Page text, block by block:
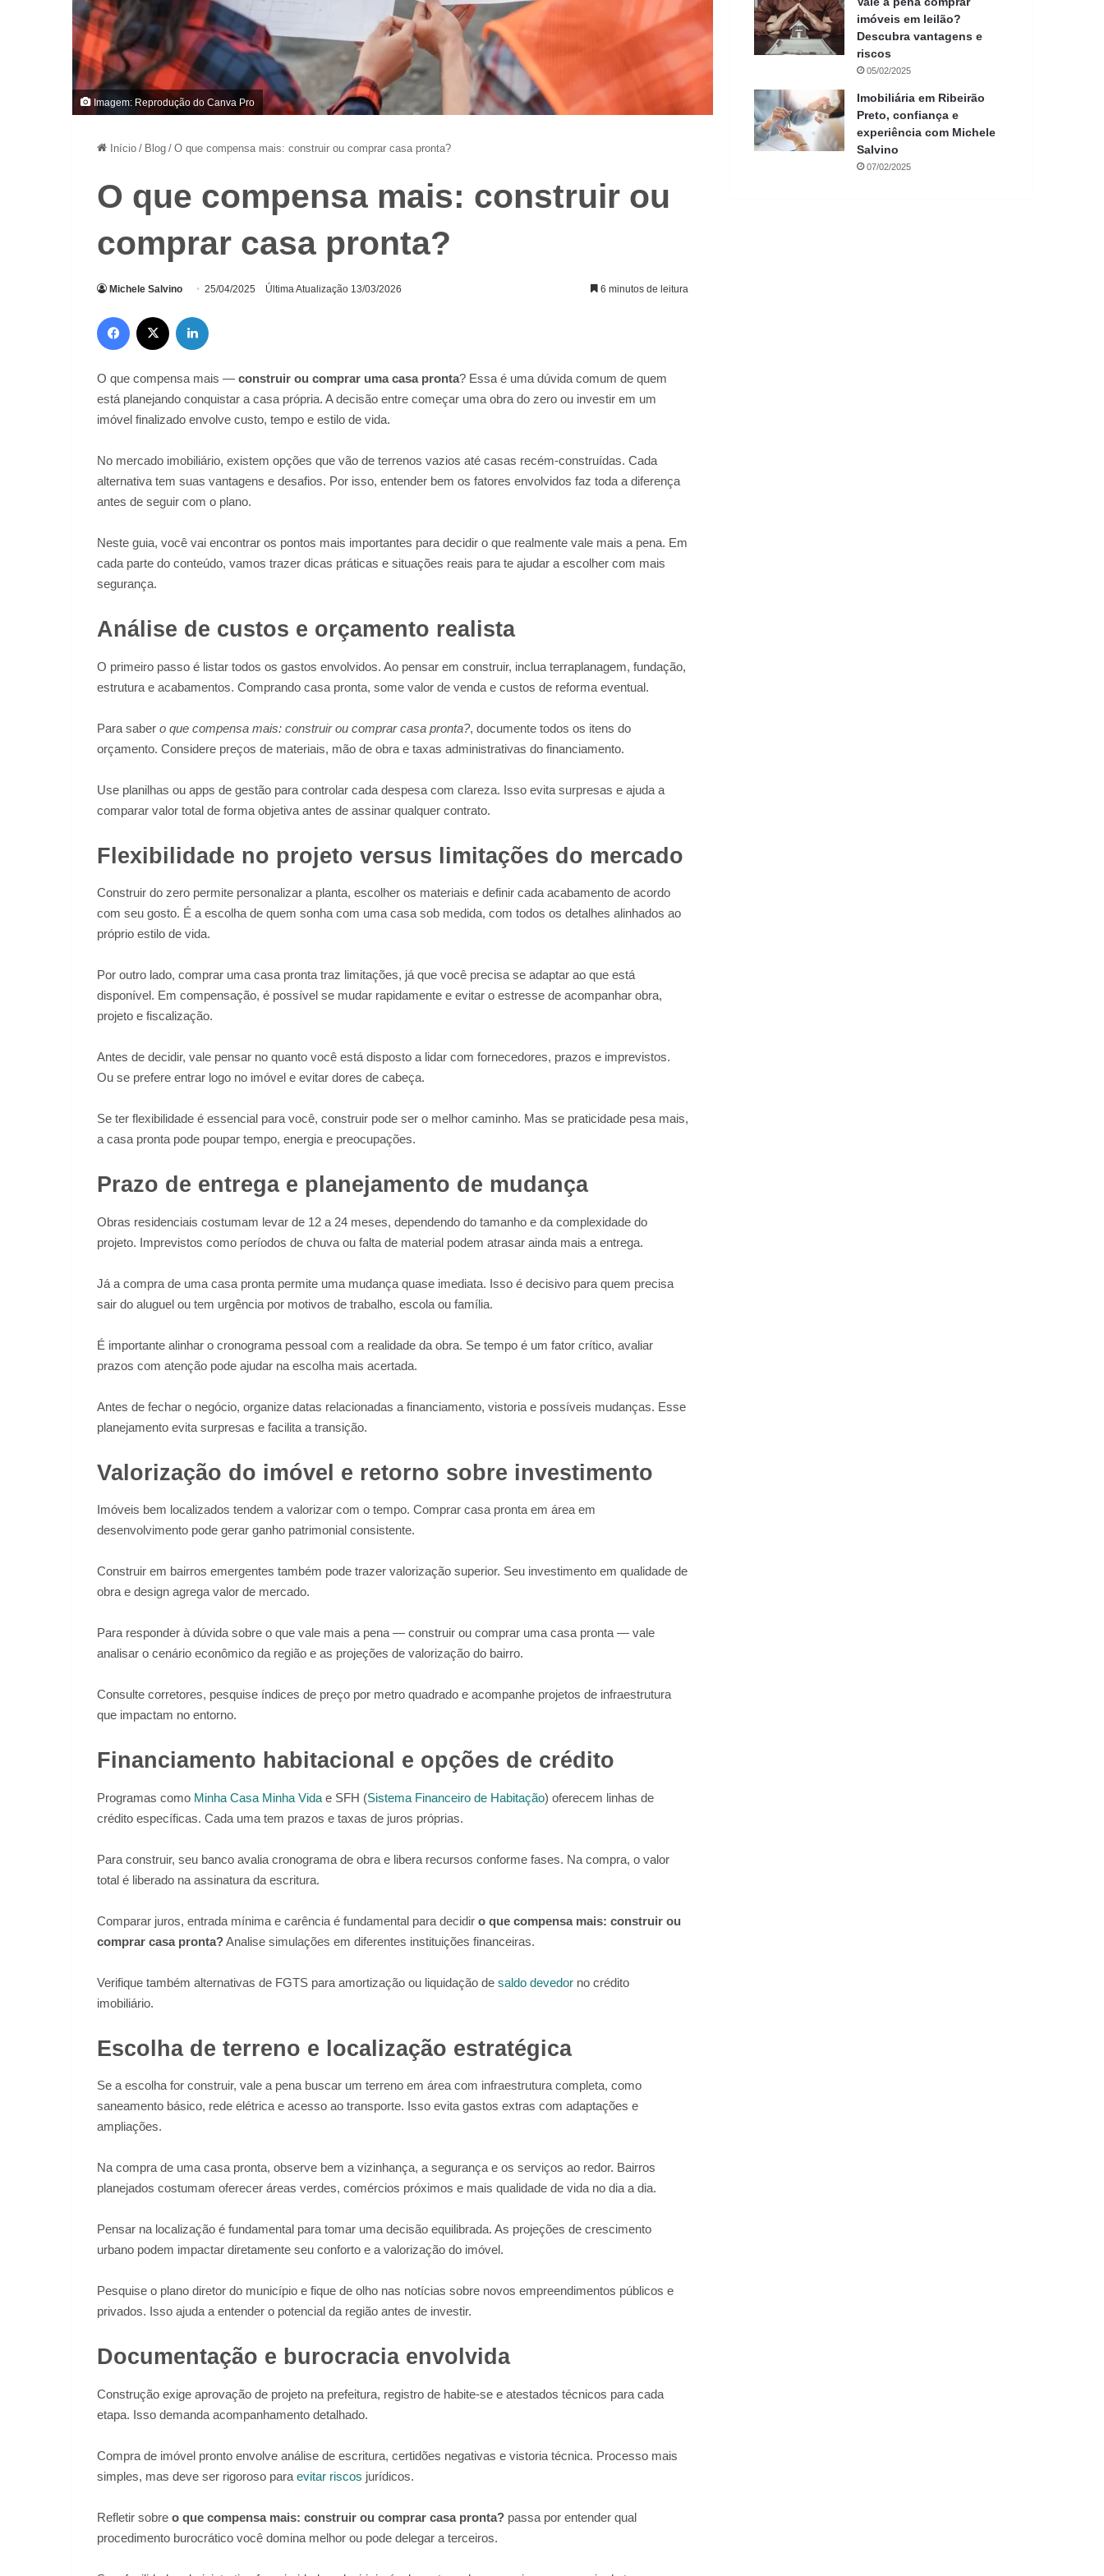
Imagem: Reprodução do Canva Pro
Início / Blog / O que compensa mais: construir ou comprar casa pronta?
O que compensa mais: construir ou
comprar casa pronta?
Michele Salvino 25/04/2025 Última Atualização 13/03/2026 6 minutos de leitura
Facebook
O que compensa mais — construir ou comprar uma casa pronta? Essa é uma dúvida comum de quem
está planejando conquistar a casa própria. A decisão entre começar uma obra do zero ou investir em um
imóvel finalizado envolve custo, tempo e estilo de vida.
No mercado imobiliário, existem opções que vão de terrenos vazios até casas recém-construídas. Cada
alternativa tem suas vantagens e desafios. Por isso, entender bem os fatores envolvidos faz toda a diferença
antes de seguir com o plano.
Neste guia, você vai encontrar os pontos mais importantes para decidir o que realmente vale mais a pena. Em
cada parte do conteúdo, vamos trazer dicas práticas e situações reais para te ajudar a escolher com mais
segurança.
Análise de custos e orçamento realista
O primeiro passo é listar todos os gastos envolvidos. Ao pensar em construir, inclua terraplanagem, fundação,
estrutura e acabamentos. Comprando casa pronta, some valor de venda e custos de reforma eventual.
Para saber o que compensa mais: construir ou comprar casa pronta?, documente todos os itens do
orçamento. Considere preços de materiais, mão de obra e taxas administrativas do financiamento.
Use planilhas ou apps de gestão para controlar cada despesa com clareza. Isso evita surpresas e ajuda a
comparar valor total de forma objetiva antes de assinar qualquer contrato.
Flexibilidade no projeto versus limitações do mercado
Construir do zero permite personalizar a planta, escolher os materiais e definir cada acabamento de acordo
com seu gosto. É a escolha de quem sonha com uma casa sob medida, com todos os detalhes alinhados ao
próprio estilo de vida.
Por outro lado, comprar uma casa pronta traz limitações, já que você precisa se adaptar ao que está
disponível. Em compensação, é possível se mudar rapidamente e evitar o estresse de acompanhar obra,
projeto e fiscalização.
Antes de decidir, vale pensar no quanto você está disposto a lidar com fornecedores, prazos e imprevistos.
Ou se prefere entrar logo no imóvel e evitar dores de cabeça.
Se ter flexibilidade é essencial para você, construir pode ser o melhor caminho. Mas se praticidade pesa mais,
a casa pronta pode poupar tempo, energia e preocupações.
Prazo de entrega e planejamento de mudança
Obras residenciais costumam levar de 12 a 24 meses, dependendo do tamanho e da complexidade do
projeto. Imprevistos como períodos de chuva ou falta de material podem atrasar ainda mais a entrega.
Já a compra de uma casa pronta permite uma mudança quase imediata. Isso é decisivo para quem precisa
sair do aluguel ou tem urgência por motivos de trabalho, escola ou família.
É importante alinhar o cronograma pessoal com a realidade da obra. Se tempo é um fator crítico, avaliar
prazos com atenção pode ajudar na escolha mais acertada.
Antes de fechar o negócio, organize datas relacionadas a financiamento, vistoria e possíveis mudanças. Esse
planejamento evita surpresas e facilita a transição.
Valorização do imóvel e retorno sobre investimento
Imóveis bem localizados tendem a valorizar com o tempo. Comprar casa pronta em área em
desenvolvimento pode gerar ganho patrimonial consistente.
Construir em bairros emergentes também pode trazer valorização superior. Seu investimento em qualidade de
obra e design agrega valor de mercado.
Para responder à dúvida sobre o que vale mais a pena — construir ou comprar uma casa pronta — vale
analisar o cenário econômico da região e as projeções de valorização do bairro.
Consulte corretores, pesquise índices de preço por metro quadrado e acompanhe projetos de infraestrutura
que impactam no entorno.
Financiamento habitacional e opções de crédito
Programas como Minha Casa Minha Vida e SFH (Sistema Financeiro de Habitação) oferecem linhas de
crédito específicas. Cada uma tem prazos e taxas de juros próprias.
Para construir, seu banco avalia cronograma de obra e libera recursos conforme fases. Na compra, o valor
total é liberado na assinatura da escritura.
Comparar juros, entrada mínima e carência é fundamental para decidir o que compensa mais: construir ou
comprar casa pronta?Analise simulações em diferentes instituições financeiras.
Verifique também alternativas de FGTS para amortização ou liquidação de saldo devedor no crédito
imobiliário.
Escolha de terreno e localização estratégica
Se a escolha for construir, vale a pena buscar um terreno em área com infraestrutura completa, como
saneamento básico, rede elétrica e acesso ao transporte. Isso evita gastos extras com adaptações e
ampliações.
Na compra de uma casa pronta, observe bem a vizinhança, a segurança e os serviços ao redor. Bairros
planejados costumam oferecer áreas verdes, comércios próximos e mais qualidade de vida no dia a dia.
Pensar na localização é fundamental para tomar uma decisão equilibrada. As projeções de crescimento
urbano podem impactar diretamente seu conforto e a valorização do imóvel.
Pesquise o plano diretor do município e fique de olho nas notícias sobre novos empreendimentos públicos e
privados. Isso ajuda a entender o potencial da região antes de investir.
Documentação e burocracia envolvida
Construção exige aprovação de projeto na prefeitura, registro de habite-se e atestados técnicos para cada
etapa. Isso demanda acompanhamento detalhado.
Compra de imóvel pronto envolve análise de escritura, certidões negativas e vistoria técnica. Processo mais
simples, mas deve ser rigoroso para evitar riscos jurídicos.
Refletir sobre o que compensa mais: construir ou comprar casa pronta? passa por entender qual
procedimento burocrático você domina melhor ou pode delegar a terceiros.
imóveis em leilão?
Descubra vantagens e
riscos
05/02/2025
Imobiliária em Ribeirão
Preto, confiança e
experiência com Michele
Salvino
07/02/2025